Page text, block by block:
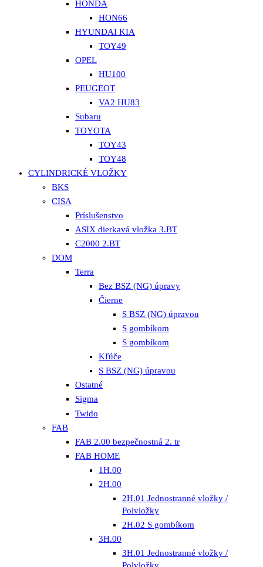
HONDA
HON66
HYUNDAI KIA
TOY49
OPEL
HU100
PEUGEOT
VA2 HU83
Subaru
TOYOTA
TOY43
TOY48
CYLINDRICKÉ VLOŽKY
BKS
CISA
Príslušenstvo
ASIX dierkavá vložka 3.BT
C2000 2.BT
DOM
Terra
Bez BSZ (NG) úpravy
Čierne
S BSZ (NG) úpravou
S gombíkom
S gombíkom
Kľúče
S BSZ (NG) úpravou
Ostatné
Sigma
Twido
FAB
FAB 2.00 bezpečnostná 2. tr
FAB HOME
1H.00
2H.00
2H.01 Jednostranné vložky /
Polvložky
2H.02 S gombíkom
3H.00
3H.01 Jednostranné vložky /
Polvložky